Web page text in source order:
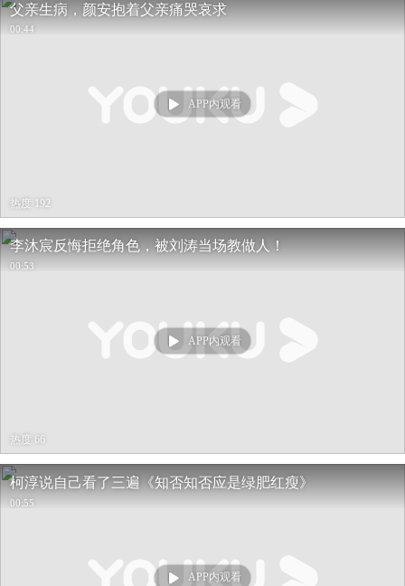
父亲生病，颜安抱着父亲痛哭哀求
00:44
APP内观看
热度 192
李沐宸反悔拒绝角色，被刘涛当场教做人！
00:53
APP内观看
热度 66
柯淳说自己看了三遍《知否知否应是绿肥红瘦》
00:55
APP内观看